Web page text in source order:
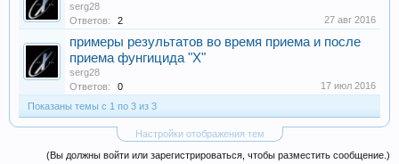
serg28
Ответов:
2 27 авг 2016
примеры результатов во время приема и после
приема фунгицида "X"
serg28
Ответов:
0
17 июл 2016
Показаны темы с 1 по 3 из 3
Настройки отображения тем
(Вы должны войти или зарегистрироваться, чтобы разместить сообщение.)